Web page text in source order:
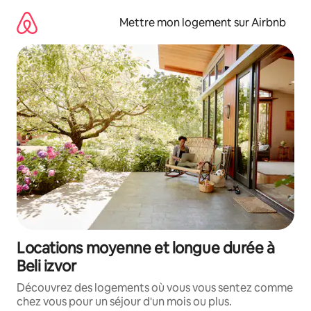
directement
contenu
Mettre mon logement sur Airbnb
Locations moyenne et longue durée à
Beli izvor
Découvrez des logements où vous vous sentez comme
chez vous pour un séjour d'un mois ou plus.